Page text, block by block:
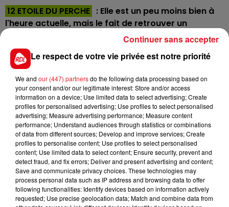
12 ETOILE DU PERCHE : Elle est un peu moins bien à
l'heure actuelle, mais le fait de retrouver un
parcours à sa convenance peut la remettre dans le
droit chemin.
9 DANAE D'ELA
trot monté, et retrouver Enghien sera pour lui plaire.
La voir dans les 5 ne serait pas une surprise.
14 CHAYANE DE CALVI: Ses deux dernières
performances sur l'herbe sont bonnes et elle a déjà
réussi sur les pistes plates. Elle n'est pas incapable
de completer la bonne combinaison du quinté.
********
Le respect de votre vie privée est notre priorité
We and our (447) partnersdo the following data processing based on
your consent and/or our legitimate interest: Store and/or access
information on a device; Use limited data to select advertising; Create
profiles for personalised advertising; Use profiles to select personalised
advertising; Measure advertising performance; Measure content
performance; Understand audiences through statistics or combinations
of data from different sources; Develop and improve services; Create
profiles to personalise content; Use profiles to select personalised
content; Use limited data to select content; Ensure security, prevent and
detect fraud, and fix errors; Deliver and present advertising and content;
Save and communicate privacy choices. These technologies may
process personal data such as IP address and browsing data to offer
following functionalities: Identify devices based on information actively
requested; Use precise geolocation data; Match and combine data from
Continuer sans accepter